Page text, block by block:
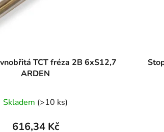
TCT fréza 2B 6xS12,7
ARDEN
hodnocení
produktu
Skladem (>10 ks)
616,34 Kč